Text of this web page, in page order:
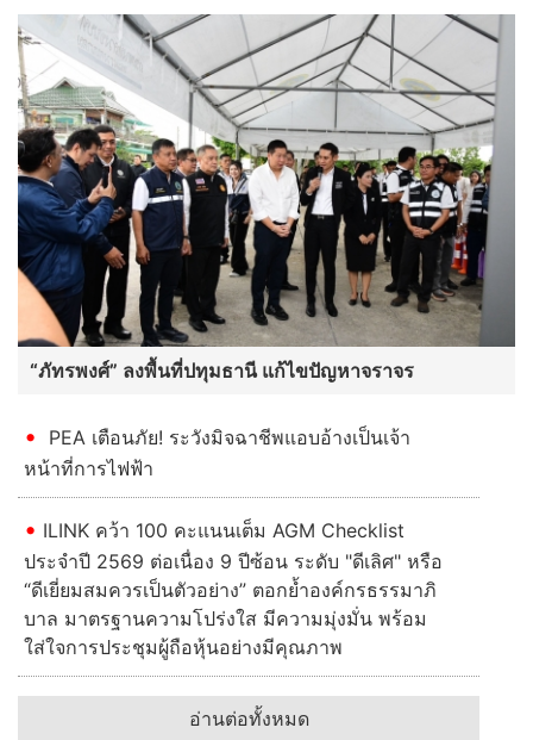
“ภัทรพงศ์” ลงพื้นที่ปทุมธานี แก้ไขปัญหาจราจร
PEA เตือนภัย! ระวังมิจฉาชีพแอบอ้างเป็นเจ้า
หน้าที่การไฟฟ้า
ILINK คว้า 100 คะแนนเต็ม AGM Checklist
ประจำปี 2569 ต่อเนื่อง 9 ปีซ้อน ระดับ "ดีเลิศ" หรือ
“ดีเยี่ยมสมควรเป็นตัวอย่าง” ตอกย้ำองค์กรธรรมาภิ
บาล มาตรฐานความโปร่งใส มีความมุ่งมั่น พร้อม
ใส่ใจการประชุมผู้ถือหุ้นอย่างมีคุณภาพ
อ่านต่อทั้งหมด